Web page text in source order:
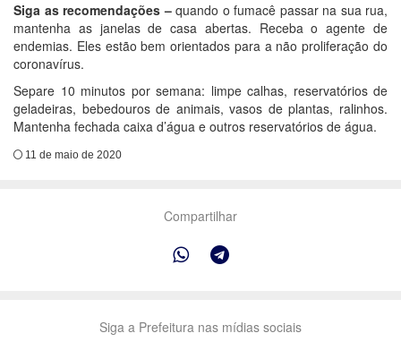
Siga as recomendações –quando o fumacê passar na sua rua,
mantenha as janelas de casa abertas. Receba o agente de
endemias. Eles estão bem orientados para a não proliferação do
coronavírus.
Separe 10 minutos por semana: limpe calhas, reservatórios de
geladeiras, bebedouros de animais, vasos de plantas, ralinhos.
Mantenha fechada caixa d’água e outros reservatórios de água.
11 de maio de 2020
Compartilhar
Siga a Prefeitura nas mídias sociais